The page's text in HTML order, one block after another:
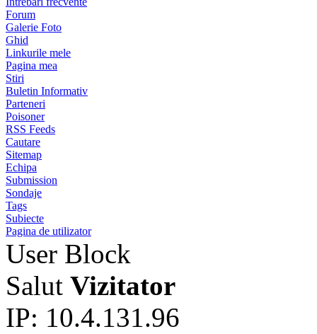
Forum
Galerie Foto
Ghid
Linkurile mele
Pagina mea
Stiri
Buletin Informativ
Parteneri
Poisoner
RSS Feeds
Cautare
Sitemap
Echipa
Submission
Sondaje
Tags
Subiecte
Pagina de utilizator
User Block
Salut Vizitator
IP: 10.4.131.96